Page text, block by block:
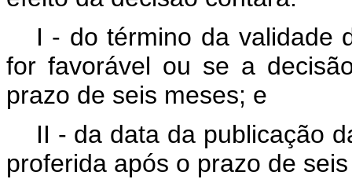
I - do término da validade
for favorável ou se a
prazo de seis meses; e
II - da data da publicação
proferida após o prazo de